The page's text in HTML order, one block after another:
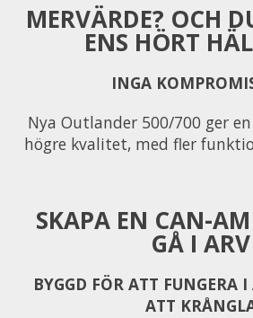
MERVÄRDE? OCH
ENS HÖRT
INGA
Nya Outlander 500/700 ger
högre kvalitet, med fler
SKAPA EN CAN-
GÅ I ARV
BYGGD FÖR ATT FUNGERA
ATT